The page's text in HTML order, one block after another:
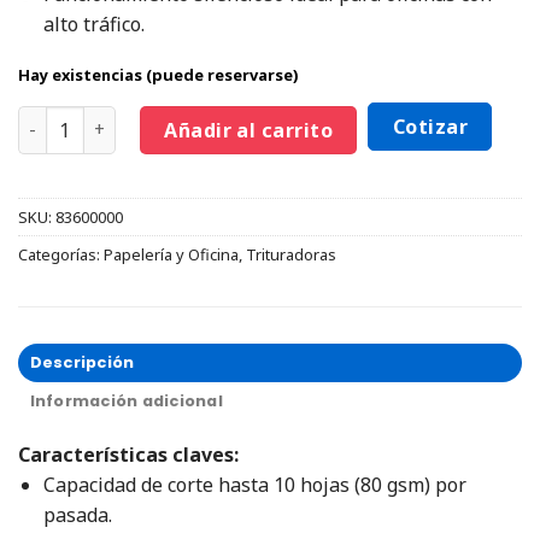
alto tráfico.
Hay existencias (puede reservarse)
Añadir al carrito Cotizar
SKU: 83600000
Categorías: Papelería y Oficina, Trituradoras
Descripción
Información adicional
Características claves:
Capacidad de corte hasta 10 hojas (80 gsm) por
pasada.